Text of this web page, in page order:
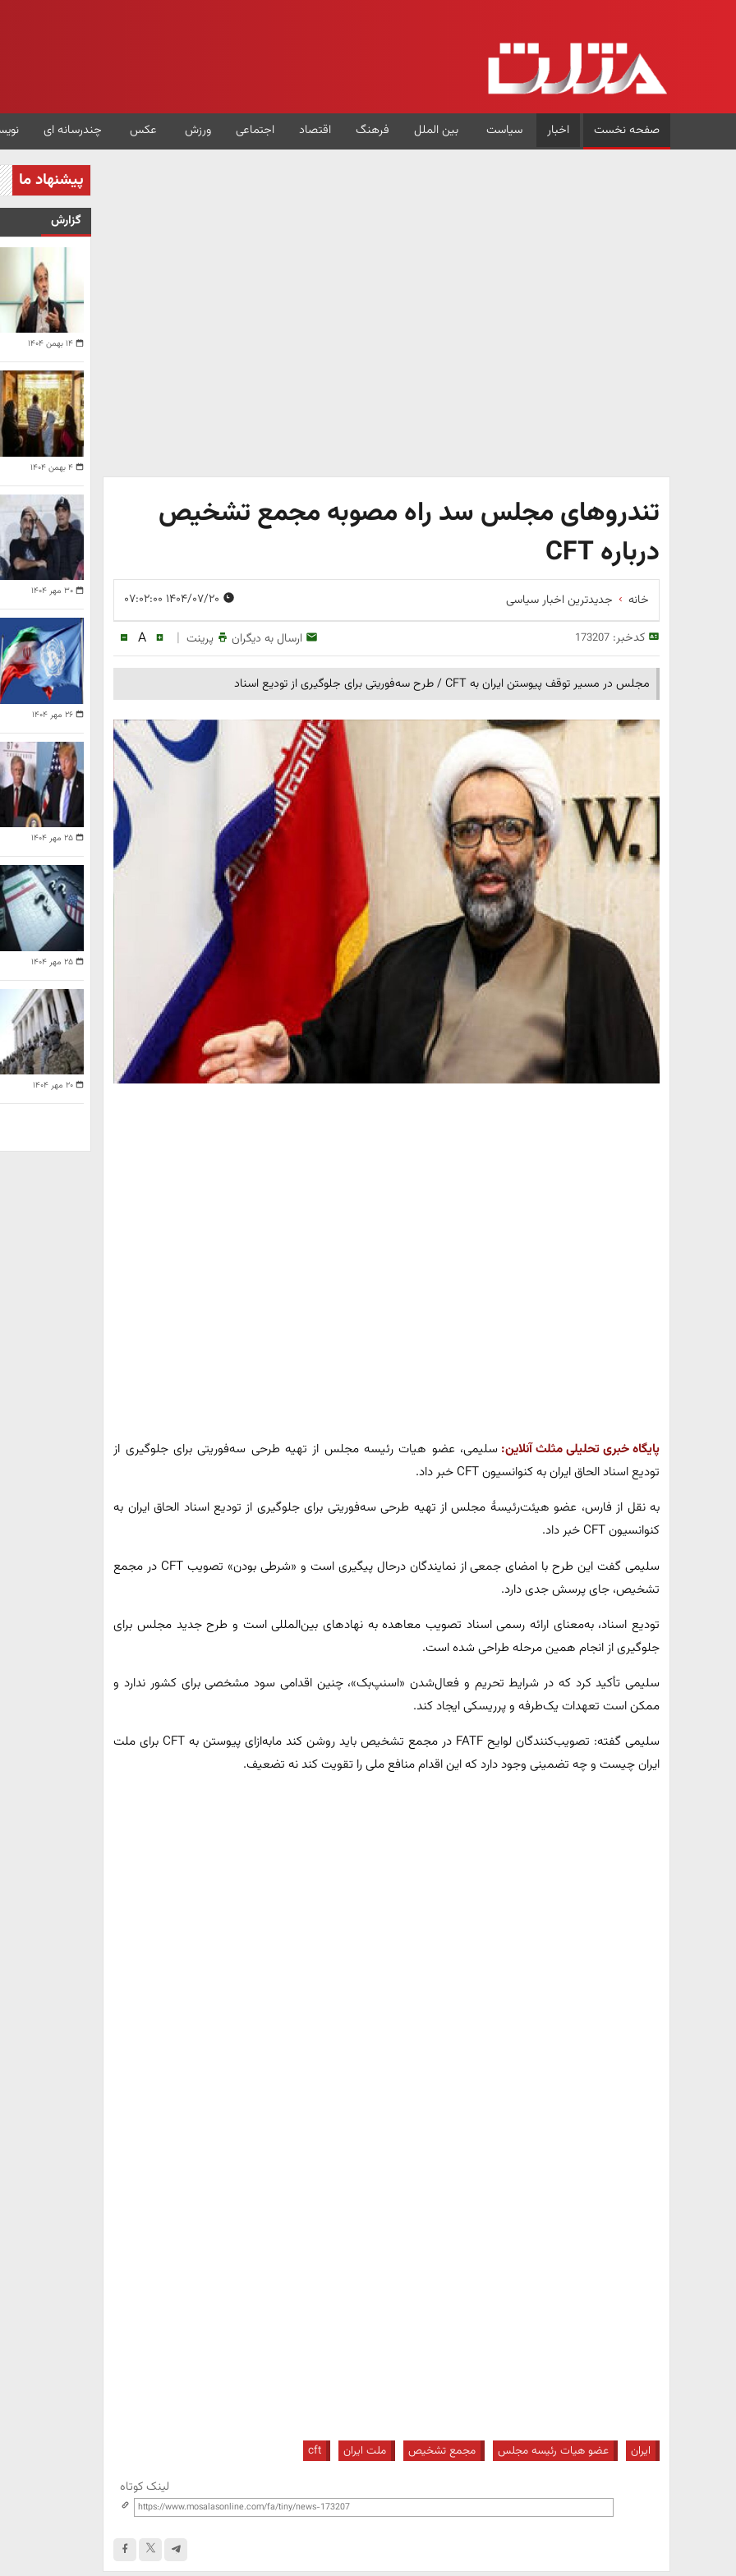
صفحه نخست اخبار سیاست بین الملل فرهنگ اقتصاد اجتماعی ورزش عکس چندرسانه ای
تندروهای مجلس سد راه مصوبه مجمع تشخیص
درباره CFT
خانه جدیدترین اخبار سیاسی
کدخبر:173207 ارسال به دیگران پرینت |
A
مجلس در مسیر توقف پیوستن ایران به CFT / طرح سه‌فوریتی برای جلوگیری از تودیع اسناد
پایگاه خبری تحلیلی مثلث آنلاین: سلیمی، عضو هیات رئیسه مجلس از تهیه طرحی سه‌فوریتی برای جلوگیری از
تودیع اسناد الحاق ایران به کنوانسیون CFT خبر داد.
به نقل از فارس، عضو هیئت‌رئیسۀ مجلس از تهیه طرحی سه‌فوریتی برای جلوگیری از تودیع اسناد الحاق ایران به
کنوانسیون CFT خبر داد.
سلیمی گفت این طرح با امضای جمعی از نمایندگان درحال پیگیری است و «شرطی بودن» تصویب CFT در مجمع
تشخیص، جای پرسش جدی دارد.
تودیع اسناد، به‌معنای ارائه رسمی اسناد تصویب معاهده به نهادهای بین‌المللی است و طرح جدید مجلس برای
جلوگیری از انجام همین مرحله طراحی شده است.
سلیمی تأکید کرد که در شرایط تحریم و فعال‌شدن «اسنپ‌بک»، چنین اقدامی سود مشخصی برای کشور ندارد و
ممکن است تعهدات یک‌طرفه و پرریسکی ایجاد کند.
سلیمی گفته: تصویب‌کنندگان لوایح FATF در مجمع تشخیص باید روشن کند مابه‌ازای پیوستن به CFT برای ملت
ایران چیست و چه تضمینی وجود دارد که این اقدام منافع ملی را تقویت کند نه تضعیف.
ایران عضو هیات رئیسه مجلس مجمع تشخیص ملت ایران cft
لینک کوتاه
پیشنهاد ما
گزارش
۱۴ بهمن ۱۴۰۴
۴ بهمن ۱۴۰۴
۳۰ مهر ۱۴۰۴
۲۶ مهر ۱۴۰۴
۲۵ مهر ۱۴۰۴
۲۵ مهر ۱۴۰۴
۲۰ مهر ۱۴۰۴